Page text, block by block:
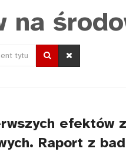
na
efektów
Raport z